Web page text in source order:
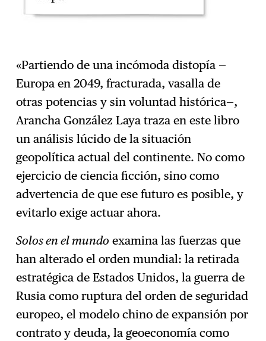
«Partiendo de una incómoda distopía —
Europa en 2049, fracturada, vasalla de
otras potencias y sin voluntad histórica—,
Arancha González Laya traza en este libro
un análisis lúcido de la situación
geopolítica actual del continente. No como
ejercicio de ciencia ficción, sino como
advertencia de que ese futuro es posible, y
evitarlo exige actuar ahora.
Solos en el mundo examina las fuerzas que
han alterado el orden mundial: la retirada
estratégica de Estados Unidos, la guerra de
Rusia como ruptura del orden de seguridad
europeo, el modelo chino de expansión por
contrato y deuda, la geoeconomía como